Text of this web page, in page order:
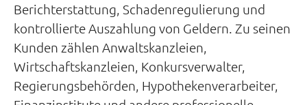
Berichterstattung, Schadenregulierung und
kontrollierte Auszahlung von Geldern. Zu seinen
Kunden zählen Anwaltskanzleien,
Wirtschaftskanzleien, Konkursverwalter,
Regierungsbehörden, Hypothekenverarbeiter,